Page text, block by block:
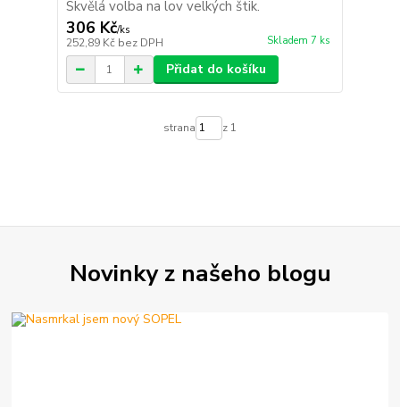
Skvělá volba na lov velkých štik.
306 Kč/ks
252,89 Kč bez DPH Skladem 7 ks
Přidat do košíku
strana z 1
Novinky z našeho blogu